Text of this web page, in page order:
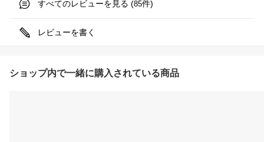
すべてのレビューを見る (85件)
レビューを書く
ショップ内で一緒に購入されている商品